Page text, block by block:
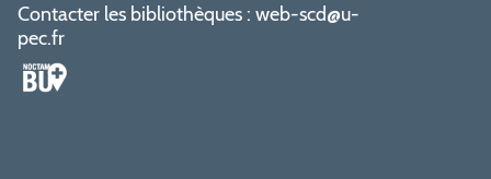
Contacter les bibliothèques : web-scd@u-
pec.fr